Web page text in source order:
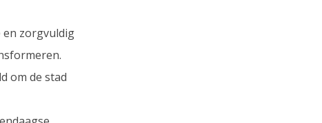
en zorgvuldig
om de stad